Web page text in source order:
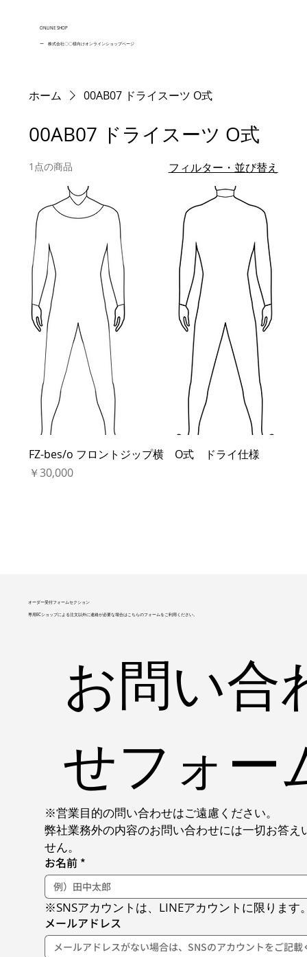
ONLINE SHOP
ー 株式会社〇〇様向けオンラインショップページ
オーダー受付フォームセクション
専用ECショップによる注文以外に連絡が必要な場合はこちらのフォームをご利用ください。
お問い合
せフォー
※営業目的の問い合わせはご遠慮ください。
弊社業務外の内容のお問い合わせには一切お答え
せん。
お名前 *
※SNSアカウントは、LINEアカウントに限ります
メールアドレス
ホーム 00AB07 ドライスーツ O式
00AB07 ドライスーツ O式
1点の商品 フィルター・並び替え
FZ-bes/o フロントジップ横 O式 ドライ仕様
価格
￥30,000